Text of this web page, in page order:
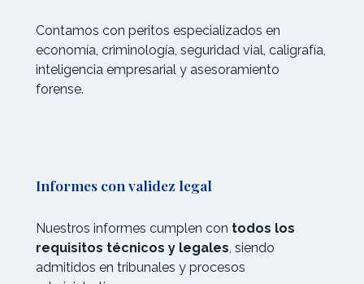
Contamos con peritos especializados en
economía, criminología, seguridad vial, caligrafía,
inteligencia empresarial y asesoramiento
forense.
Informes con validez legal
Nuestros informes cumplen con todos los
requisitos técnicos y legales, siendo
admitidos en tribunales y procesos